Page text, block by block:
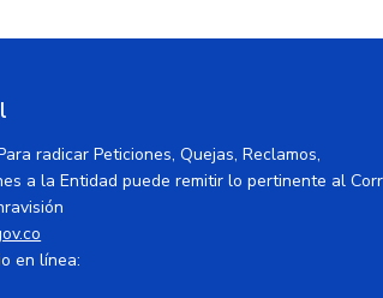
radicar Peticiones, Quejas, Reclamos,
a la Entidad puede remitir lo pertinente al
en línea: